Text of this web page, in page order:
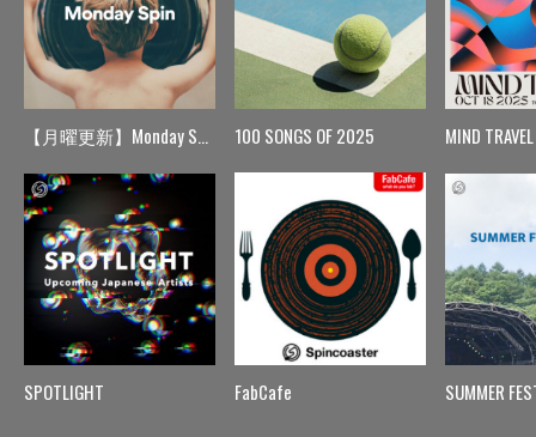
【月曜更新】Monday Spin
SPOTLIGHT
100 SONGS OF 2025
FabCafe
MIND TRAVEL
SUMMER